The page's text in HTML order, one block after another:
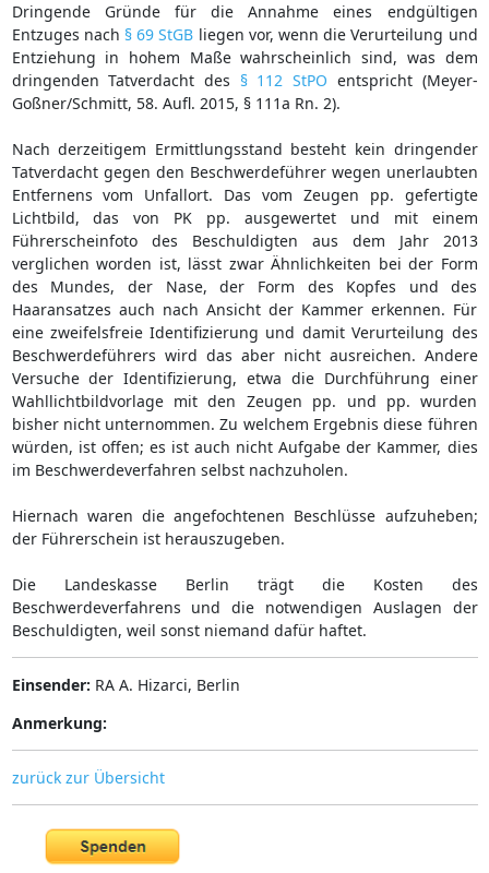
Dringende Gründe für die Annahme eines endgültigen
Entzuges nach § 69 StGB liegen vor, wenn die Verurteilung und
Entziehung in hohem Maße wahrscheinlich sind, was dem
dringenden Tatverdacht des § 112 StPO entspricht (Meyer-
Goßner/Schmitt, 58. Aufl. 2015, § 111a Rn. 2).
Nach derzeitigem Ermittlungsstand besteht kein dringender
Tatverdacht gegen den Beschwerdeführer wegen unerlaubten
Entfernens vom Unfallort. Das vom Zeugen pp. gefertigte
Lichtbild, das von PK pp. ausgewertet und mit einem
Führerscheinfoto des Beschuldigten aus dem Jahr 2013
verglichen worden ist, lässt zwar Ähnlichkeiten bei der Form
des Mundes, der Nase, der Form des Kopfes und des
Haaransatzes auch nach Ansicht der Kammer erkennen. Für
eine zweifelsfreie Identifizierung und damit Verurteilung des
Beschwerdeführers wird das aber nicht ausreichen. Andere
Versuche der Identifizierung, etwa die Durchführung einer
Wahllichtbildvorlage mit den Zeugen pp. und pp. wurden
bisher nicht unternommen. Zu welchem Ergebnis diese führen
würden, ist offen; es ist auch nicht Aufgabe der Kammer, dies
im Beschwerdeverfahren selbst nachzuholen.
Hiernach waren die angefochtenen Beschlüsse aufzuheben;
der Führerschein ist herauszugeben.
Die Landeskasse Berlin trägt die Kosten des
Beschwerdeverfahrens und die notwendigen Auslagen der
Beschuldigten, weil sonst niemand dafür haftet.
Einsender: RA A. Hizarci, Berlin
Anmerkung:
zurück zur Übersicht